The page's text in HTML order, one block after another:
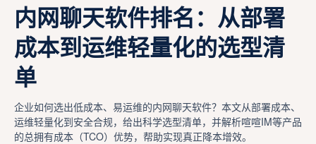
内网聊天软件排名：从部署
成本到运维轻量化的选型清
单
企业如何选出低成本、易运维的内网聊天软件？本文从部署成本、
运维轻量化到安全合规，给出科学选型清单，并解析喧喧IM等产品
的总拥有成本（TCO）优势，帮助实现真正降本增效。